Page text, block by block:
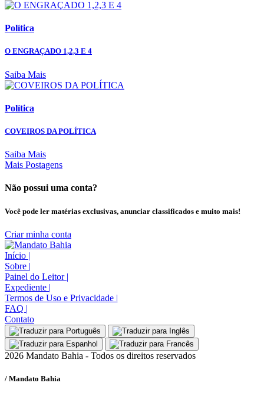
Política
O ENGRAÇADO 1,2,3 E 4
Saiba Mais
Política
COVEIROS DA POLÍTICA
Saiba Mais
Mais Postagens
Não possui uma conta?
Você pode ler matérias exclusivas, anunciar classificados e muito mais!
Criar minha conta
Início |
Sobre |
Painel do Leitor |
Expediente |
Termos de Uso e Privacidade |
FAQ |
Contato
2026 Mandato Bahia - Todos os direitos reservados
/ Mandato Bahia